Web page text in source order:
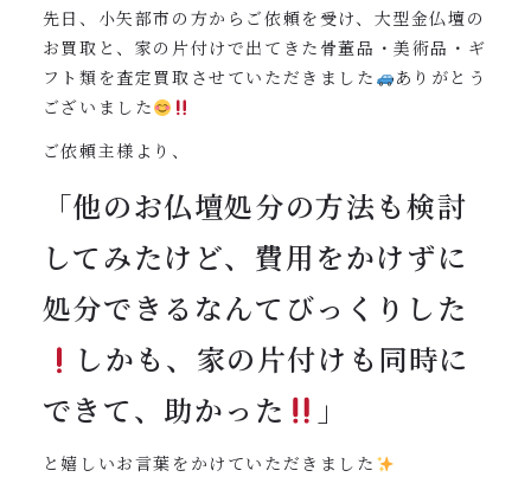
先日、小矢部市の方からご依頼を受け、大型金仏壇の
お買取と、家の片付けで出てきた骨董品・美術品・ギ
フト類を査定買取させていただきました
ありがとう
ございました
ご依頼主様より、
「他のお仏壇処分の方法も検討
してみたけど、費用をかけずに
処分できるなんてびっくりした
しかも、家の片付けも同時に
できて、助かった
」
と嬉しいお言葉をかけていただきました